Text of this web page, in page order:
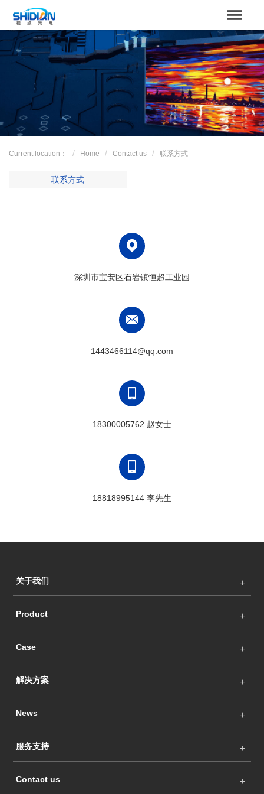
Home
关于我们
Product
Case
Contact us
Current location： Home Contact us 联系方式
联系方式
深圳市宝安区石岩镇恒超工业园
1443466114@qq.com
18300005762 赵女士
18818995144 李先生
关于我们
Product
Case
解决方案
News
服务支持
Contact us